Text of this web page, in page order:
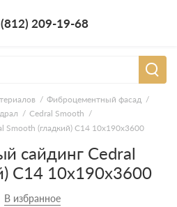
209-19-68
Фиброцементный фасад
Cedral Smooth
Smooth (гладкий) С14 10х190х3600
сайдинг Cedral
С14 10х190х3600